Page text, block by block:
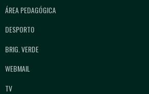
ÁREA PEDAGÓGICA
DESPORTO
BRIG. VERDE
WEBMAIL
TV